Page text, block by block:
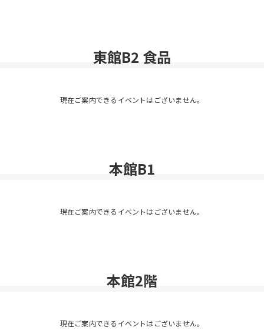
東館B2 食品
現在ご案内できるイベントはございません。
本館B1
現在ご案内できるイベントはございません。
本館2階
現在ご案内できるイベントはございません。